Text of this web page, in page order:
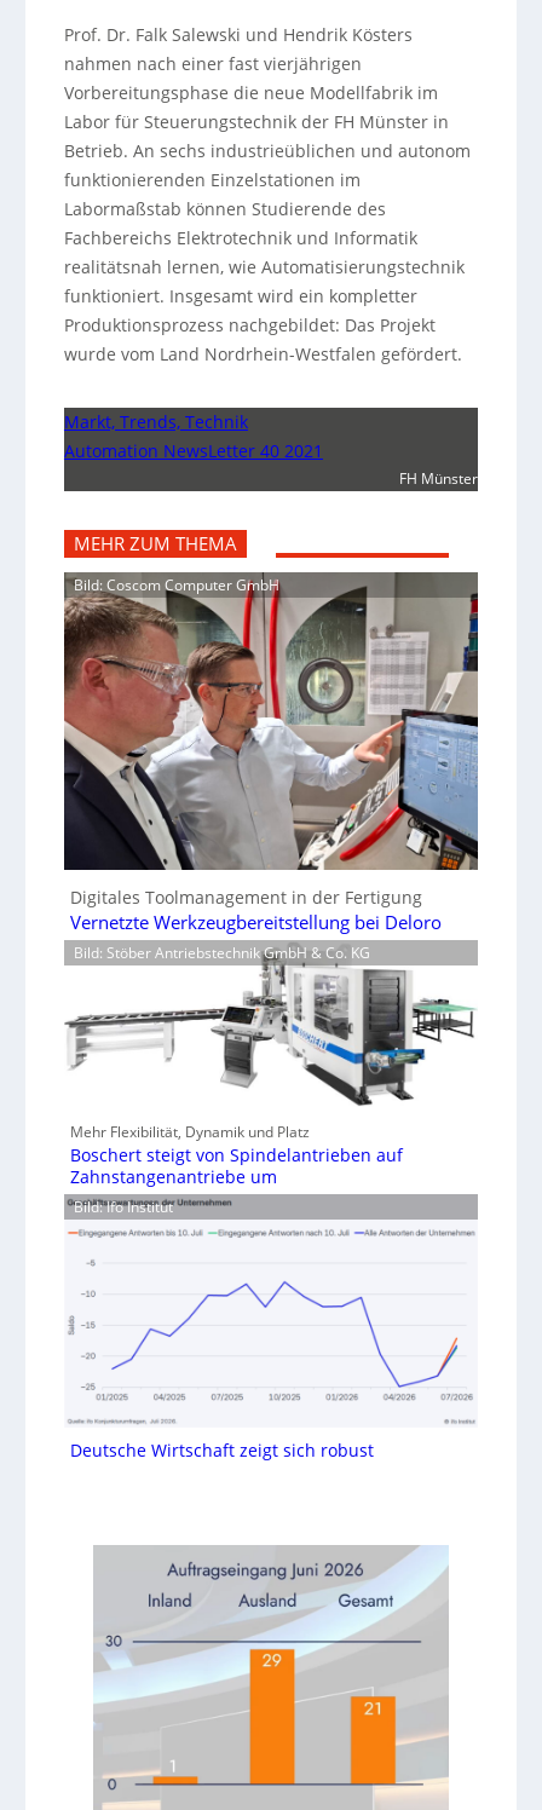
Prof. Dr. Falk Salewski und Hendrik Kösters
nahmen nach einer fast vierjährigen
Vorbereitungsphase die neue Modellfabrik im
Labor für Steuerungstechnik der FH Münster in
Betrieb. An sechs industrieüblichen und autonom
funktionierenden Einzelstationen im
Labormaßstab können Studierende des
Fachbereichs Elektrotechnik und Informatik
realitätsnah lernen, wie Automatisierungstechnik
funktioniert. Insgesamt wird ein kompletter
Produktionsprozess nachgebildet: Das Projekt
wurde vom Land Nordrhein-Westfalen gefördert.
Markt, Trends, Technik
Automation NewsLetter 40 2021
FH Münster
MEHR ZUM THEMA
Bild: Coscom Computer GmbH
Digitales Toolmanagement in der Fertigung
Vernetzte Werkzeugbereitstellung bei Deloro
Bild: Stöber Antriebstechnik GmbH & Co. KG
Mehr Flexibilität, Dynamik und Platz
Boschert steigt von Spindelantrieben auf
Zahnstangenantriebe um
Bild: Ifo Institut
Deutsche Wirtschaft zeigt sich robust